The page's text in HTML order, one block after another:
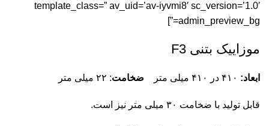
template_class=” av_uid=’av-iyvmi8′ sc_version=’1.0′
admin_preview_bg=”]
موزاییک بتنی F3
ابعاد: ضخامت: ۲۲ میلی متر
قابل تولید با ضخامت ۳۰ میلی متر نیز است.